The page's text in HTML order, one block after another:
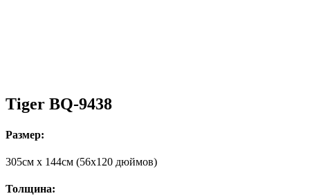
Tiger BQ-9438
Размер:
305cм x 144cм (56х120 дюймов)
Толщина: